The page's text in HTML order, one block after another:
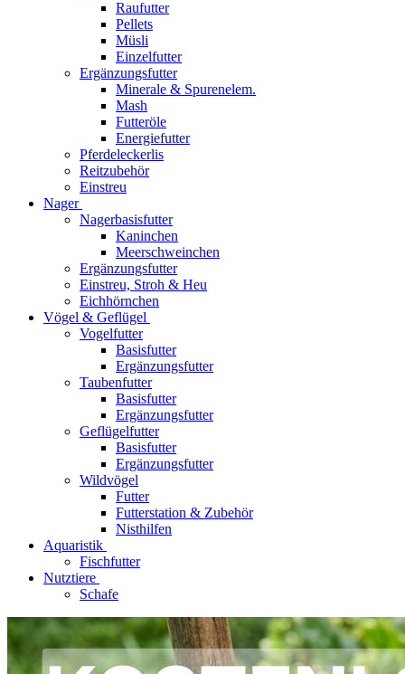
Raufutter
Pellets
Müsli
Einzelfutter
Ergänzungsfutter
Minerale & Spurenelem.
Mash
Futteröle
Energiefutter
Pferdeleckerlis
Reitzubehör
Einstreu
Nager
Nagerbasisfutter
Kaninchen
Meerschweinchen
Ergänzungsfutter
Einstreu, Stroh & Heu
Eichhörnchen
Vögel & Geflügel
Vogelfutter
Basisfutter
Ergänzungsfutter
Taubenfutter
Basisfutter
Ergänzungsfutter
Geflügelfutter
Basisfutter
Ergänzungsfutter
Wildvögel
Futter
Futterstation & Zubehör
Nisthilfen
Aquaristik
Fischfutter
Nutztiere
Schafe